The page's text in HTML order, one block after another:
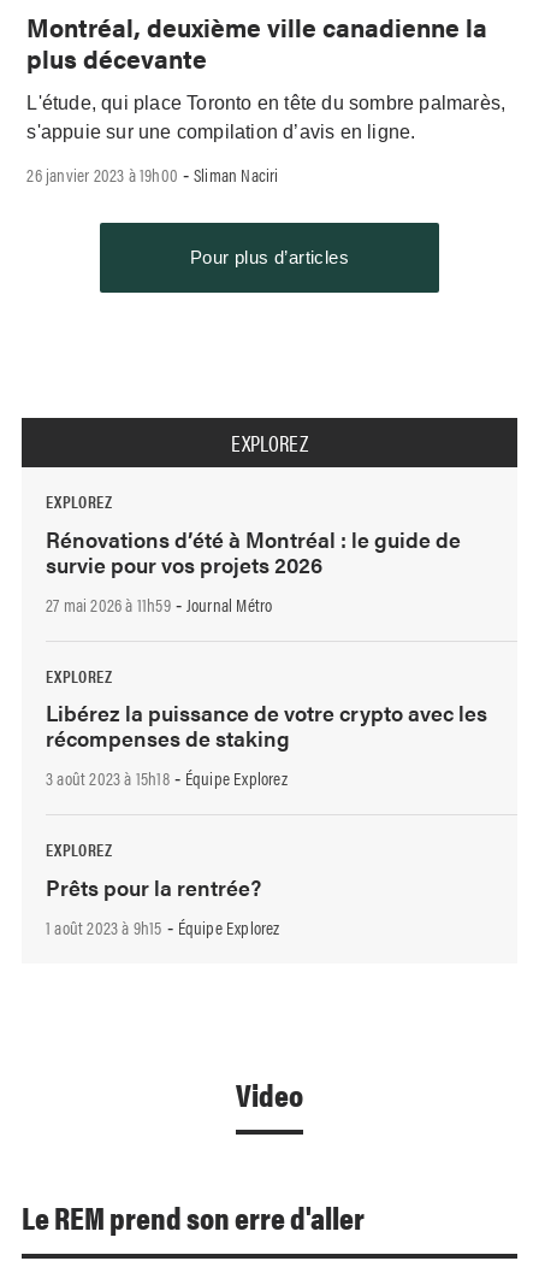
Montréal, deuxième ville canadienne la
plus décevante
L'étude, qui place Toronto en tête du sombre palmarès,
s'appuie sur une compilation d’avis en ligne.
26 janvier 2023 à 19h00 -Sliman Naciri
Pour plus d’articles
EXPLOREZ
EXPLOREZ
Rénovations d’été à Montréal : le guide de
survie pour vos projets 2026
27 mai 2026 à 11h59- Journal Métro
EXPLOREZ
Libérez la puissance de votre crypto avec les
récompenses de staking
3 août 2023 à 15h18- Équipe Explorez
EXPLOREZ
Prêts pour la rentrée?
1 août 2023 à 9h15 - Équipe Explorez
Video
Le REM prend son erre d'aller